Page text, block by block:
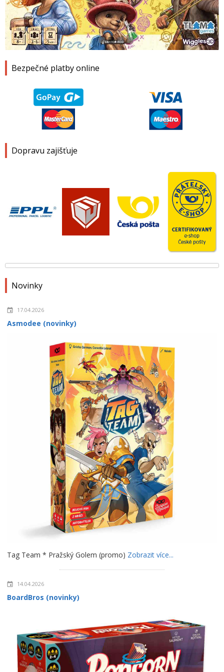
Bezpečné platby online
Dopravu zajišťuje
Novinky
17.04.2026
Asmodee (novinky)
Tag Team * Pražský Golem (promo) Zobrazit více...
14.04.2026
BoardBros (novinky)